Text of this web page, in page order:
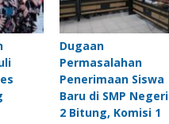
Dugaan
Permasalahan
Penerimaan Siswa
Baru di SMP Negeri
2 Bitung, Komisi 1